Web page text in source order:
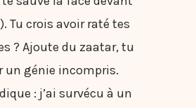
Tu crois avoir raté tes
? Ajoute du zaatar, tu
un génie incompris.
: j’ai survécu à un